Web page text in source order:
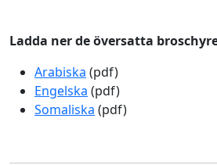
Ladda ner de översatta
Arabiska (pdf)
Engelska (pdf)
Somaliska (pdf)